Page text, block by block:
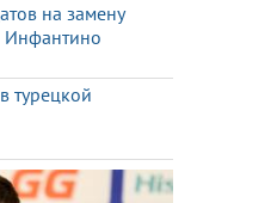
на замену
турецкой